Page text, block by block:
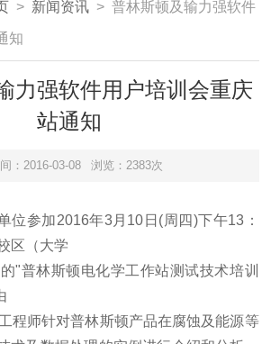
> 新闻资讯 > 普林斯顿及输力强软件
知
力强软件用户培训会重庆
站通知
：2016-03-08 浏览：2383次
参加2016年3月10日(周四)下午13：
区（大学
"普林斯顿电化学工作站测试技术培训
程师针对普林斯顿产品在腐蚀及能源等